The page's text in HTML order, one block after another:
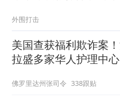
外围打击
美国查获福利欺诈案
拉盛多家华人护理中心
佛罗里达州张司令 338跟贴